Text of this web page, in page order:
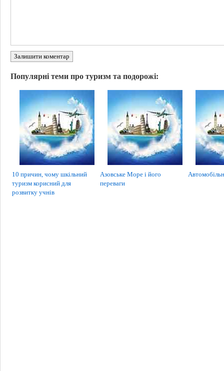
Залишити коментар
Популярні теми про туризм та подорожі:
10 причин, чому шкільний
туризм корисний для
розвитку учнів
Азовське Море і його
переваги